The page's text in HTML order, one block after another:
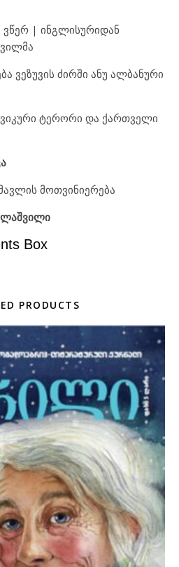
| ინგლისურიდან
ვეზუვის ძირში ანუ ალბანური
ტერორი და ქართველი
მოთვინიერება
Box
PRODUCTS